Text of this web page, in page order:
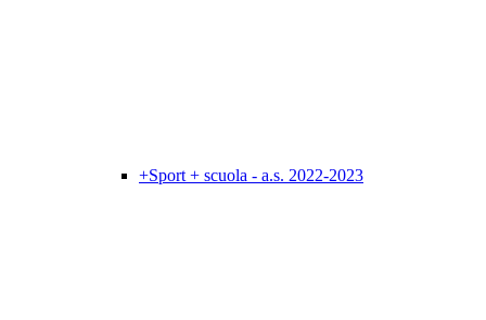
+Sport + scuola - a.s. 2022-2023